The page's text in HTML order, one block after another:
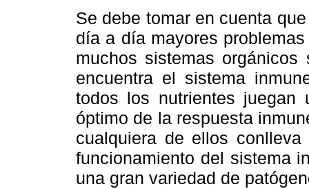
Se debe tomar en cuenta
día a día mayores
muchos sistemas
encuentra el sistema
todos los nutrientes juegan
óptimo de la respuesta
cualquiera de ellos
funcionamiento del sistema
una gran variedad de